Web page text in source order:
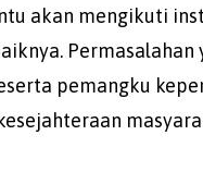
akan mengikuti
pemangku